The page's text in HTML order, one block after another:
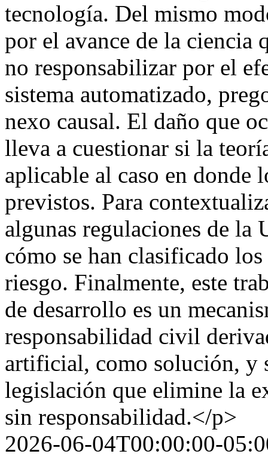
tecnología. Del mismo
por el avance de la ciencia
no responsabilizar por el
sistema automatizado,
nexo causal. El daño que
lleva a cuestionar si la
aplicable al caso en donde
previstos. Para
algunas regulaciones de la
cómo se han clasificado
riesgo. Finalmente, este
de desarrollo es un
responsabilidad civil
artificial, como solución, y
legislación que elimine la
sin responsabilidad.</p>
2026-06-04T00:00:00-